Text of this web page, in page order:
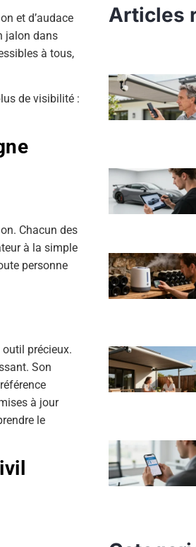
et d’audace
jalon dans
à tous,
de visibilité :
Chacun des
à la simple
personne
précieux.
Son
à jour
le
Articles